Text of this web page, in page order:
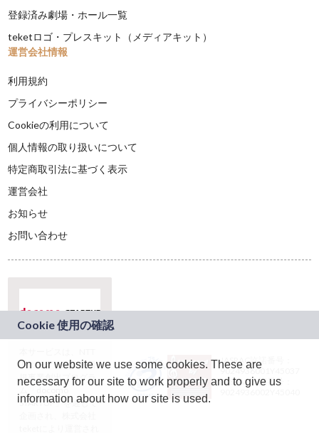
登録済み劇場・ホール一覧
teketロゴ・プレスキット（メディアキット）
運営会社情報
利用規約
プライバシーポリシー
Cookieの利用について
個人情報の取り扱いについて
特定商取引法に基づく表示
運営会社
お知らせ
お問い合わせ
ドコモグループの新
規事業創出プログラ
ム「docomo
STARTUP」を通じて
JASRAC許諾番号：
9024936001Y45037
JASRAC許諾番号：
On our website we use some cookies. These are
necessary for our site to work properly and to give us
information about how our site is used.